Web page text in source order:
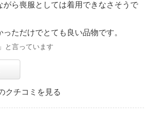
がら喪服としては着用できなさそうで
ただけでとても良い品物です。
と言っています
クチコミを見る